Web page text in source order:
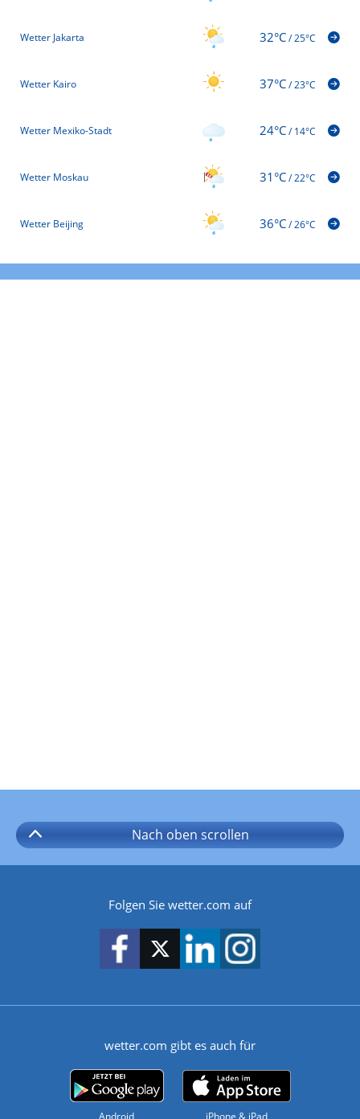
Wetter Jakarta 32°C/25°C
Wetter Kairo 37°C/23°C
Wetter Mexiko-Stadt 24°C/14°C
Wetter Moskau 31°C/22°C
Wetter Beijing 36°C/26°C
Nach oben scrollen
Folgen Sie wetter.com auf
wetter.com gibt es auch für
Android iPhone & iPad